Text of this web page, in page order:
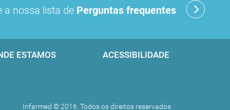
a nossa lista de Perguntas frequentes
ESTAMOS ACESSIBILIDADE
Infarmed © 2016. Todos os direitos reservados